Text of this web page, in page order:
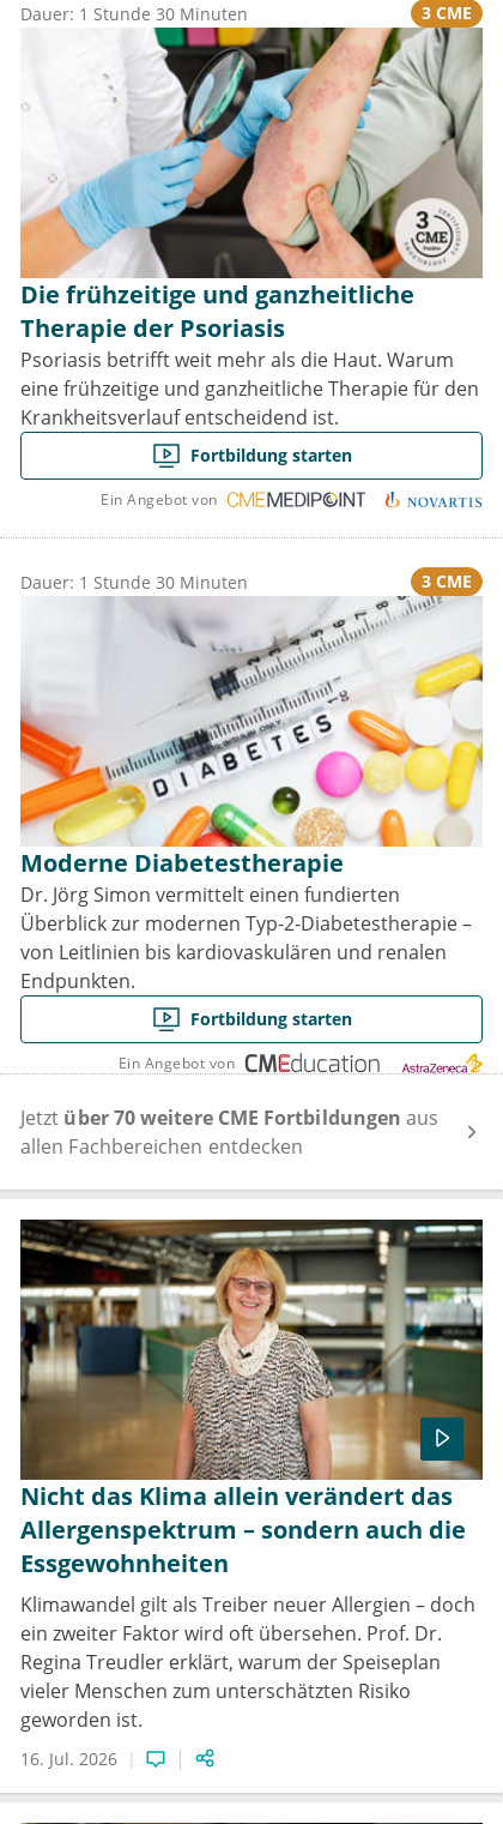
Dauer: 1 Stunde 30 Minuten 3 CME
Die frühzeitige und ganzheitliche
Therapie der Psoriasis
Psoriasis betrifft weit mehr als die Haut. Warum
eine frühzeitige und ganzheitliche Therapie für den
Krankheitsverlauf entscheidend ist.
Fortbildung starten
Ein Angebot von
Dauer: 1 Stunde 30 Minuten 3 CME
Moderne Diabetestherapie
Dr. Jörg Simon vermittelt einen fundierten
Überblick zur modernen Typ-2-Diabetestherapie –
von Leitlinien bis kardiovaskulären und renalen
Endpunkten.
Fortbildung starten
Ein Angebot von
Jetzt über 70 weitere CME Fortbildungen aus
allen Fachbereichen entdecken
Nicht das Klima allein verändert das
Allergenspektrum – sondern auch die
Essgewohnheiten
Klimawandel gilt als Treiber neuer Allergien – doch
ein zweiter Faktor wird oft übersehen. Prof. Dr.
Regina Treudler erklärt, warum der Speiseplan
vieler Menschen zum unterschätzten Risiko
geworden ist.
16. Jul. 2026